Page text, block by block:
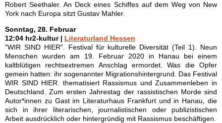
Robert Seethaler. An Deck eines Schiffes auf dem Weg von New
York nach Europa sitzt Gustav Mahler.
Sonntag, 28. Februar
12:04 hr2-kultur | Literaturland Hessen
"WIR SIND HIER". Festival für kulturelle Diversität (Teil 1). Neun
Menschen wurden am 19. Februar 2020 in Hanau bei einem
kaltblütigen rechtsextremen Anschlag ermordet. Was die Opfer
gemein hatten: ihr sogenannter Migrationshintergrund. Das Festival
WIR SIND HIER. thematisiert Rassismus und Zusammenleben in
Deutschland. Zum ersten Jahrestag der rassistischen Morde sind
Autor*innen zu Gast im Literaturhaus Frankfurt und in Hanau, die
sich in ihrer literarischen, journalistischen oder publizistischen
Arbeit ausdrücklich oder hintergründig mit Rassismus beschäftigen.